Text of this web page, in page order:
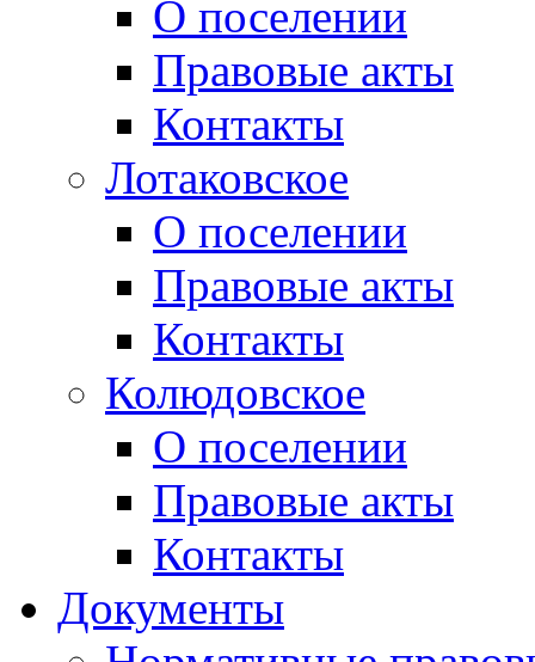
О поселении
Правовые акты
Контакты
Лотаковское
О поселении
Правовые акты
Контакты
Колюдовское
О поселении
Правовые акты
Контакты
Документы